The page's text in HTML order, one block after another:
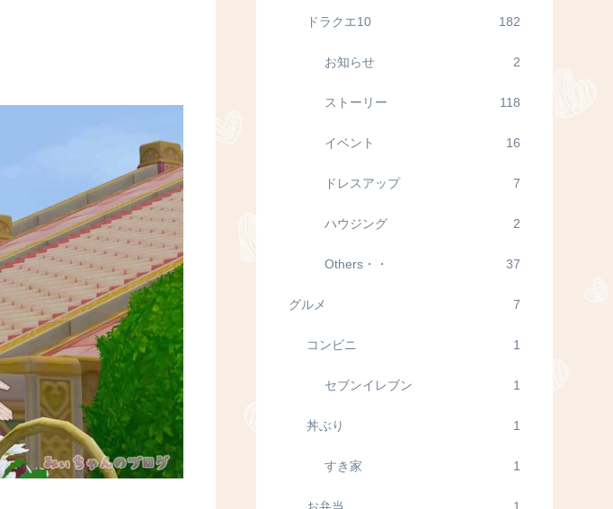
ドラクエ10 182
お知らせ 2
ストーリー 118
イベント 16
ドレスアップ 7
ハウジング 2
Others・・ 37
グルメ 7
コンビニ 1
セブンイレブン 1
丼ぶり 1
すき家 1
お弁当 1